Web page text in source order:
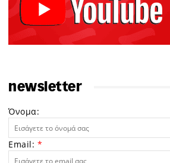
newsletter
Όνομα:
Email: *